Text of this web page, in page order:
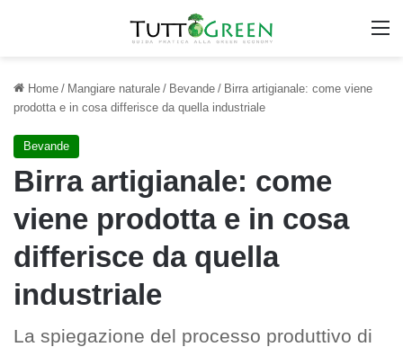
Home / Mangiare naturale / Bevande / Birra artigianale: come viene
prodotta e in cosa differisce da quella industriale
Bevande
Birra artigianale: come
viene prodotta e in cosa
differisce da quella
industriale
La spiegazione del processo produttivo di